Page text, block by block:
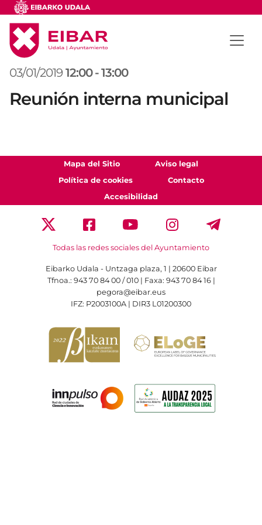
03/01/2019 12:00 -13:00
Reunión interna municipal
Mapa del Sitio
Aviso legal
Política de cookies
Contacto
Accesibilidad
Todas las redes sociales del Ayuntamiento
Eibarko Udala - Untzaga plaza, 1 | 20600 Eibar
Tfnoa.: 943 70 84 00 / 010 | Faxa: 943 70 84 16 |
pegora@eibar.eus
IFZ: P2003100A | DIR3 L01200300